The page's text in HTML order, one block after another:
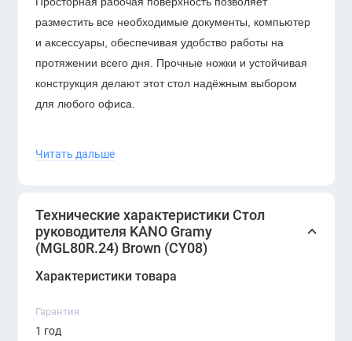
разместить все необходимые документы, компьютер
и аксессуары, обеспечивая удобство работы на
протяжении всего дня. Прочные ножки и устойчивая
конструкция делают этот стол надёжным выбором
для любого офиса.
Высококачественные материалы
Устойчивая и прочная конструкция
Подходит для любого современного офиса
Если вы ищете стильный и функциональный стол для
руководителя, который подчеркнёт вашу
Читать дальше
Технические характеристики Стол
руководителя KANO Gramy
(MGL80R.24) Brown (CY08)
Характеристики товара
Гарантия
1 год